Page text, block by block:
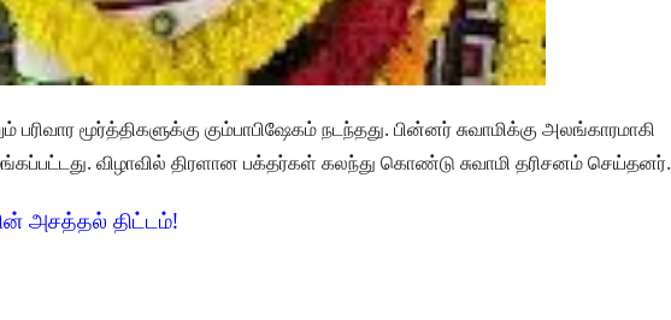
மூர்த்திகளுக்கு கும்பாபிஷேகம் நடந்தது. பின்னர் சுவாமிக்கு அலங்காரமாகி
விழாவில் திரளான பக்தர்கள் கலந்து கொண்டு சுவாமி தரிசனம் செய்தனர்.
அசத்தல் திட்டம்!